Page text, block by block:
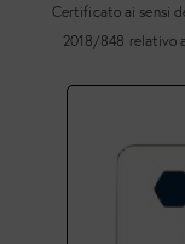
Certificato ai sensi
2018/848 relativo